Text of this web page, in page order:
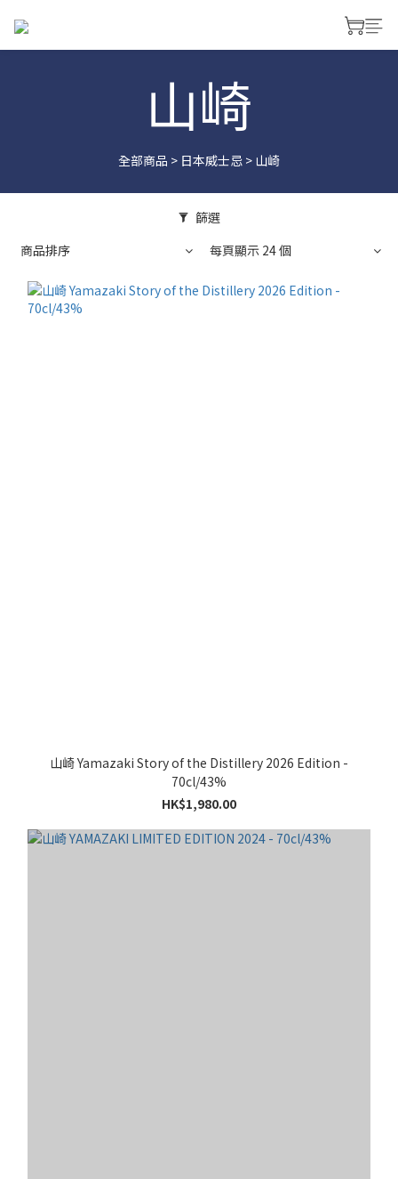
山崎
全部商品 > 日本威士忌 > 山崎
篩選
商品排序
每頁顯示 24 個
山崎 Yamazaki Story of the Distillery 2026 Edition -
70cl/43%
HK$1,980.00